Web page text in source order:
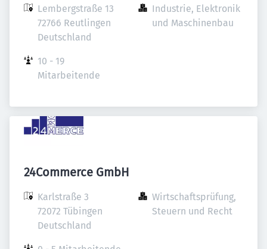
Lembergstraße 13
72766 Reutlingen
Deutschland
Industrie, Elektronik
und Maschinenbau
10 - 19
Mitarbeitende
24Commerce GmbH
Karlstraße 3
72072 Tübingen
Deutschland
Wirtschaftsprüfung,
Steuern und Recht